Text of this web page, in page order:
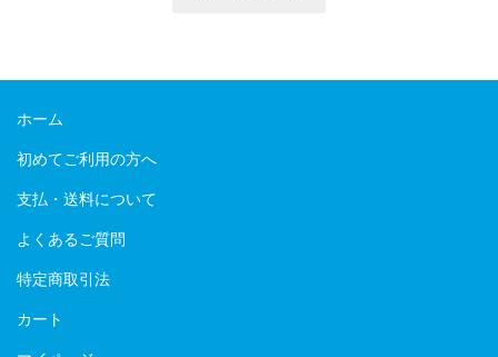
ホーム
初めてご利用の方へ
支払・送料について
よくあるご質問
特定商取引法
カート